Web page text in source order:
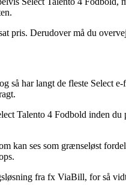
pris. Derudover må du
har langt de fleste Select
Talento 4 Fodbold inden du
kan ses som grænseløst
fra fx ViaBill, for så